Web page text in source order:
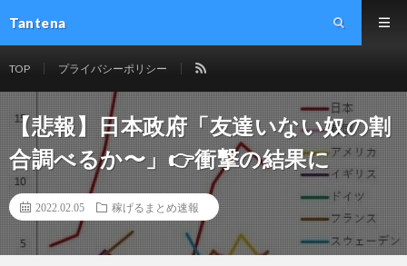
Tantena
TOP プライバシーポリシー
【悲報】日本政府「友達いない奴の割
合調べるか〜」👉衝撃の結果に
2022.02.05 稼げるまとめ速報